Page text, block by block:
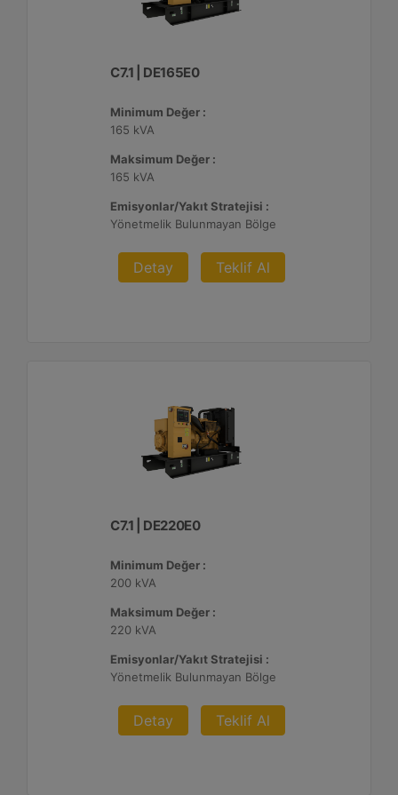
C7.1 | DE165E0
Minimum Değer :
165 kVA
Maksimum Değer :
165 kVA
Emisyonlar/Yakıt Stratejisi :
Yönetmelik Bulunmayan Bölge
Detay Teklif Al
C7.1 | DE220E0
Minimum Değer :
200 kVA
Maksimum Değer :
220 kVA
Emisyonlar/Yakıt Stratejisi :
Yönetmelik Bulunmayan Bölge
Detay Teklif Al